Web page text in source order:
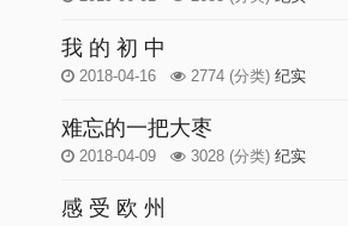
我 的 初 中
2018-04-16 2774 (分类) 纪实
难忘的一把大枣
2018-04-09 3028 (分类) 纪实
感 受 欧 州